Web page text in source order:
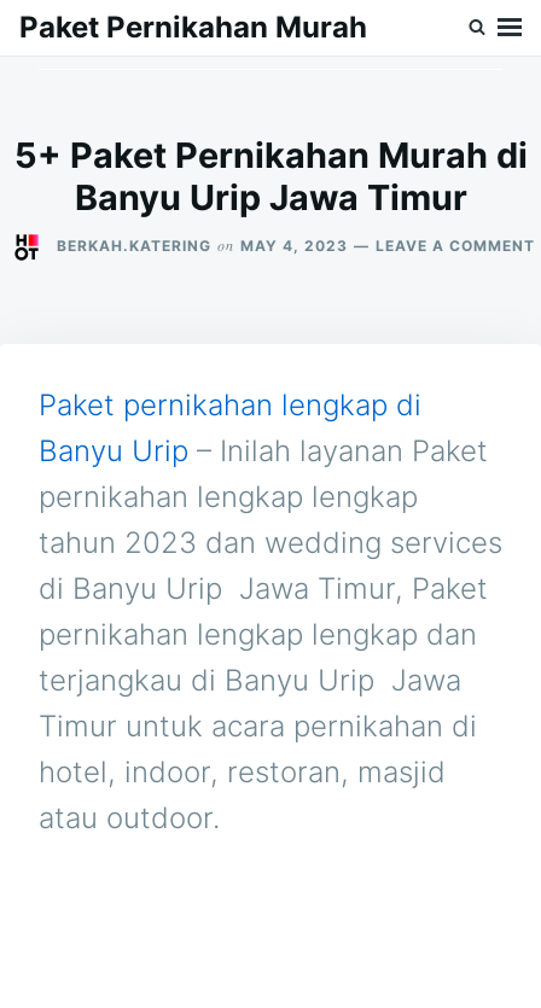
SkipSearch
Paket Pernikahan Murah
5+ Paket Pernikahan Murah di
Banyu Urip Jawa Timur
BERKAH.KATERING on MAY 4, 2023 LEAVE A COMMENT
Paket pernikahan lengkap di
Banyu Urip – Inilah layanan Paket
pernikahan lengkap lengkap
tahun 2023 dan wedding services
di Banyu Urip  Jawa Timur, Paket
pernikahan lengkap lengkap dan
terjangkau di Banyu Urip  Jawa
Timur untuk acara pernikahan di
hotel, indoor, restoran, masjid
atau outdoor.